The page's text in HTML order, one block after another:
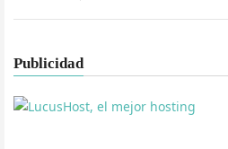
Publicidad